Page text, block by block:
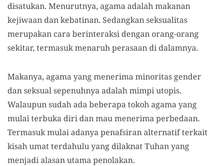
disatukan. Menurutnya, agama adalah makanan
kejiwaan dan kebatinan. Sedangkan seksualitas
merupakan cara berinteraksi dengan orang-orang
sekitar, termasuk menaruh perasaan di dalamnya.
Makanya, agama yang menerima minoritas gender
dan seksual sepenuhnya adalah mimpi utopis.
Walaupun sudah ada beberapa tokoh agama yang
mulai terbuka diri dan mau menerima perbedaan.
Termasuk mulai adanya penafsiran alternatif terkait
kisah umat terdahulu yang dilaknat Tuhan yang
menjadi alasan utama penolakan.